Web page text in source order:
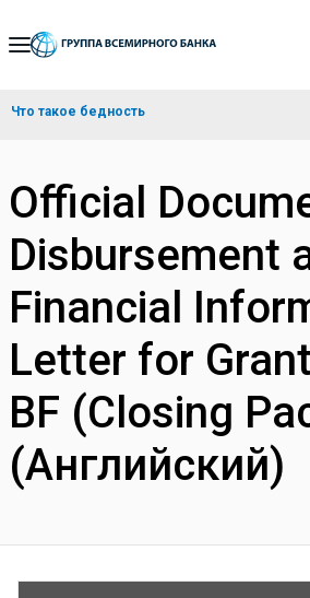
Skip
Navigation
Что такое бедность
Official
Disbursement
Financial
Letter for
BF (Closing
(Английский)